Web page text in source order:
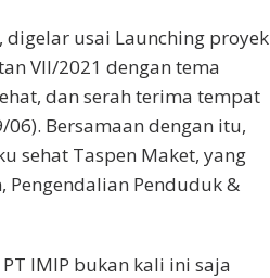
usai Launching proyek
VII/2021 dengan tema
dan serah terima tempat
Bersamaan dengan itu,
sehat Taspen Maket, yang
Pengendalian Penduduk &
IMIP bukan kali ini saja